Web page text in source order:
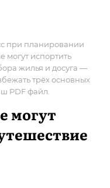
при планировании
могут испортить
жилья и досуга —
трёх основных
PDF файл.
могут